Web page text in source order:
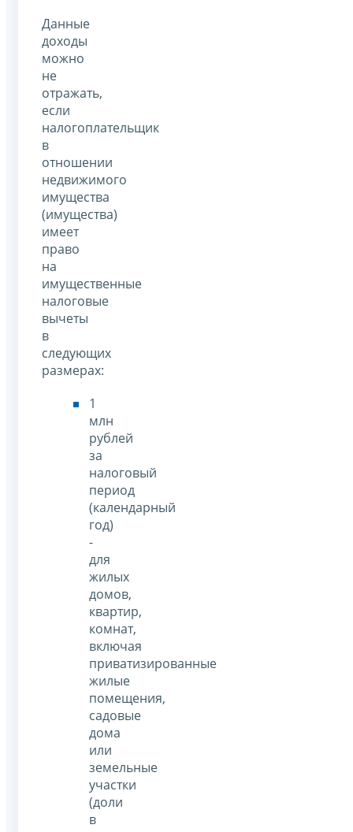
Данные
доходы
можно
не
отражать,
если
налогоплательщик
в
отношении
недвижимого
имущества
(имущества)
имеет
право
на
имущественные
налоговые
вычеты
в
следующих
размерах:
1
млн
рублей
за
налоговый
период
(календарный
год)
-
для
жилых
домов,
квартир,
комнат,
включая
приватизированные
жилые
помещения,
садовые
дома
или
земельные
участки
(доли
в